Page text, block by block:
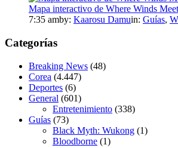
Mapa interactivo de Where Winds Meet
7:35 amby: Kaarosu Damuin: Guías,
Categorías
Breaking News (48)
Corea (4.447)
Deportes (6)
General (601)
Entretenimiento (338)
Guías (73)
Black Myth: Wukong (1)
Bloodborne (1)